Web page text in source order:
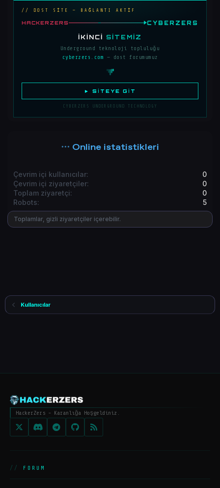
// DOST SİTE — BAĞLANTI AKTİF
HACKERZERS CYBERZERS
İKINCI SITEMIZ
Underground teknoloji topluluğu
cyberzers.com — dost forumumuz
► SITEYE GIT
CYBERZERS UNDERGROUND TECHNOLOGY
Online istatistikleri
Çevrim içi kullanıcılar
0
Çevrim içi ziyaretçiler
0
Toplam ziyaretçi
0
Robots
5
Toplamlar, gizli ziyaretçiler içerebilir.
Kullanıcılar
HackerZers - Karanlığa Hoşgeldiniz.
FORUM